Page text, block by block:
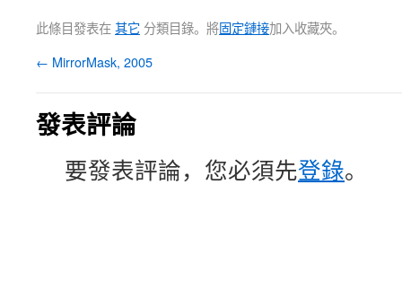
此條目發表在其它 分類目錄。將固定鏈接加入收藏夾。
← MirrorMask, 2005
發表評論
要發表評論，您必須先登錄。